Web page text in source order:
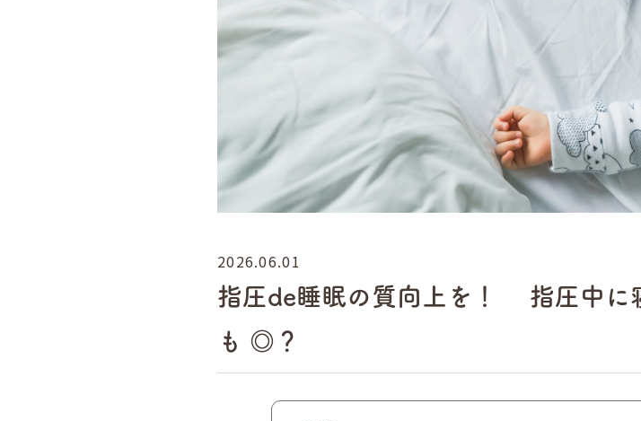
2026.06.01
指圧de睡眠の質向上を！ 指圧中に
も ◎？